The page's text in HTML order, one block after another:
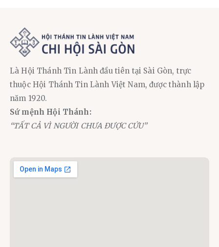
Là Hội Thánh Tin Lành đầu tiên tại Sài Gòn, trực
thuộc Hội Thánh Tin Lành Việt Nam, được thành lập
năm 1920.
Sứ mệnh Hội Thánh:
“TẤT CẢ VÌ NGƯỜI CHƯA ĐƯỢC CỨU”